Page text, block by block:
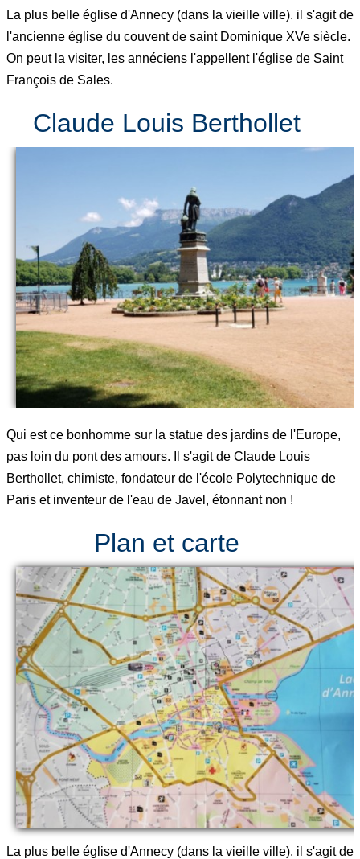
La plus belle église d'Annecy (dans la vieille ville). il s'agit de
l'ancienne église du couvent de saint Dominique XVe siècle.
On peut la visiter, les annéciens l'appellent l'église de Saint
François de Sales.
Claude Louis Berthollet
Qui est ce bonhomme sur la statue des jardins de l'Europe,
pas loin du pont des amours. Il s'agit de Claude Louis
Berthollet, chimiste, fondateur de l'école Polytechnique de
Paris et inventeur de l'eau de Javel, étonnant non !
Plan et carte
La plus belle église d'Annecy (dans la vieille ville). il s'agit de